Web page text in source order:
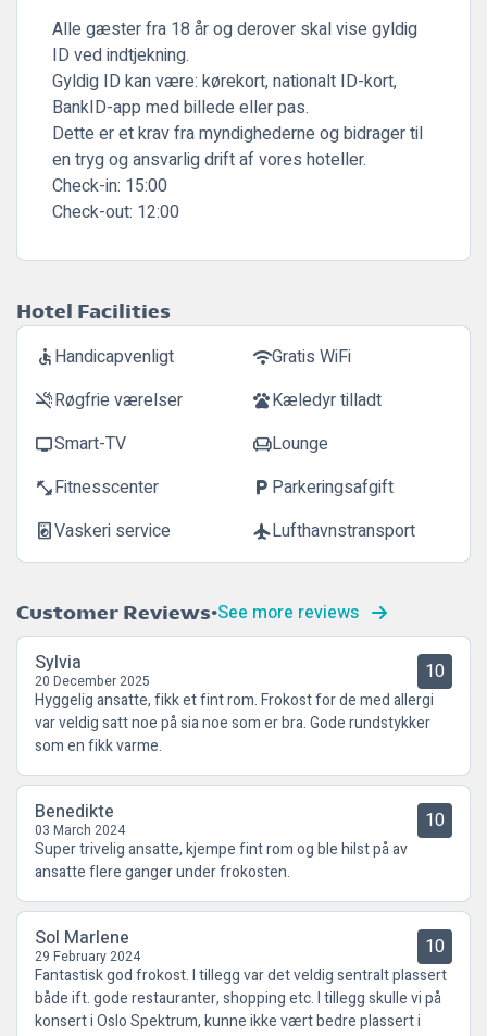
Alle gæster fra 18 år og derover skal vise gyldig
ID ved indtjekning.
Gyldig ID kan være: kørekort, nationalt ID-kort,
BankID-app med billede eller pas.
Dette er et krav fra myndighederne og bidrager til
en tryg og ansvarlig drift af vores hoteller.
Check-in: 15:00
Check-out: 12:00
Hotel Facilities
accessibleHandicapvenligt wifiGratis WiFi
smoke_freeRøgfrie værelser petsKæledyr tilladt
tvSmart-TV chairLounge
fitness_centerFitnesscenter local_parking Parkeringsafgift
local_laundry_serviceVaskeri service flightLufthavnstransport
Customer Reviews See more reviews
Sylvia
20 December 2025 10
Hyggelig ansatte, fikk et fint rom. Frokost for de med allergi
var veldig satt noe på sia noe som er bra. Gode rundstykker
som en fikk varme.
Benedikte
03 March 2024 10
Super trivelig ansatte, kjempe fint rom og ble hilst på av
ansatte flere ganger under frokosten.
Sol Marlene
29 February 2024 10
Fantastisk god frokost. I tillegg var det veldig sentralt plassert
både ift. gode restauranter, shopping etc. I tillegg skulle vi på
konsert i Oslo Spektrum, kunne ikke vært bedre plassert i